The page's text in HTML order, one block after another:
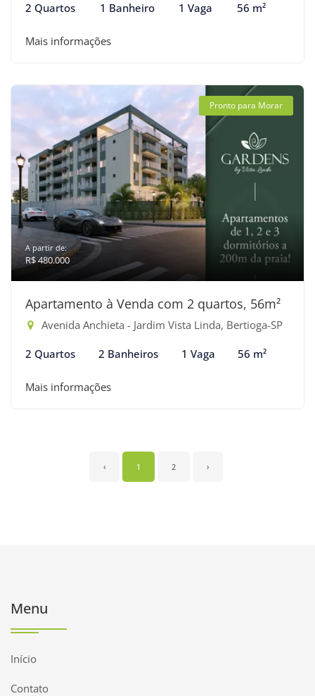
2 Quartos 1 Banheiro 1 Vaga 56 m²
Mais informações
Pronto para Morar
A partir de:
R$ 480.000
Apartamento à Venda com 2 quartos, 56m²
Avenida Anchieta - Jardim Vista Linda, Bertioga-SP
2 Quartos 2 Banheiros 1 Vaga 56 m²
Mais informações
‹ 1 2 ›
Menu
Início
Contato